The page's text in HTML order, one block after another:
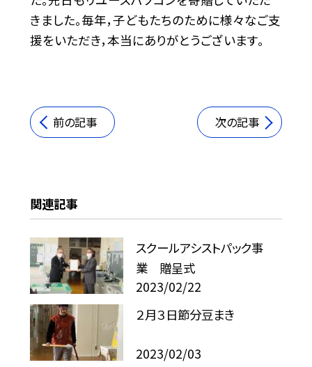
きました。毎年，子どもたちのために様々なご支
援をいただき，本当にありがとうございます。
前の記事 次の記事
関連記事
スクールアシストパック事
業 贈呈式
2023/02/22
２月３日節分豆まき
2023/02/03